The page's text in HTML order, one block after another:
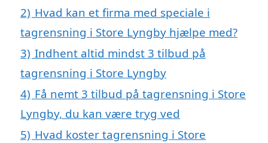
2) Hvad kan et firma med speciale i
tagrensning i Store Lyngby hjælpe med?
3) Indhent altid mindst 3 tilbud på
tagrensning i Store Lyngby
4) Få nemt 3 tilbud på tagrensning i Store
Lyngby, du kan være tryg ved
5) Hvad koster tagrensning i Store